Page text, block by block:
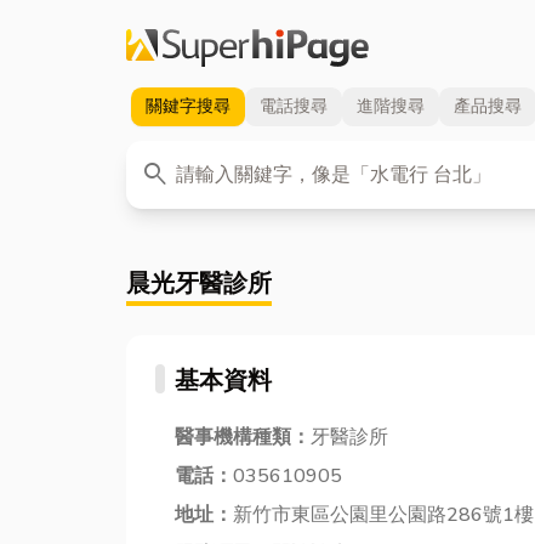
關鍵字搜尋 電話搜尋 進階搜尋 產品搜尋
search
關鍵字
晨光牙醫診所
基本資料
醫事機構種類： 牙醫診所
電話： 035610905
地址： 新竹市東區公園里公園路286號1樓